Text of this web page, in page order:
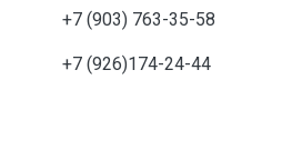
+7 (903) 763-35-58
+7 (926)174-24-44